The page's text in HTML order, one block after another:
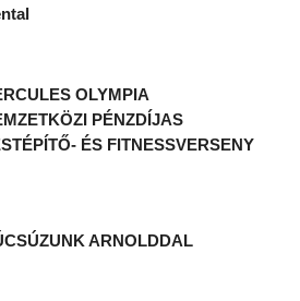
OLYMPIA
PÉNZDÍJAS
ÉS FITNESSVERSENY
ARNOLDDAL